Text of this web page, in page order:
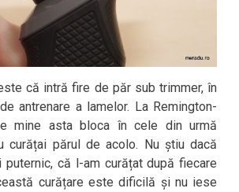
că intră fire de păr sub trimmer, în
antrenare a lamelor. La Remington-
mine asta bloca în cele din urmă
curățai părul de acolo. Nu știu dacă
că l-am curățat după fiecare
curățare este dificilă și nu iese